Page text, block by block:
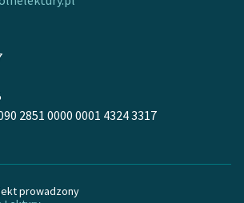
2851 0000 0001 4324 3317
prowadzony